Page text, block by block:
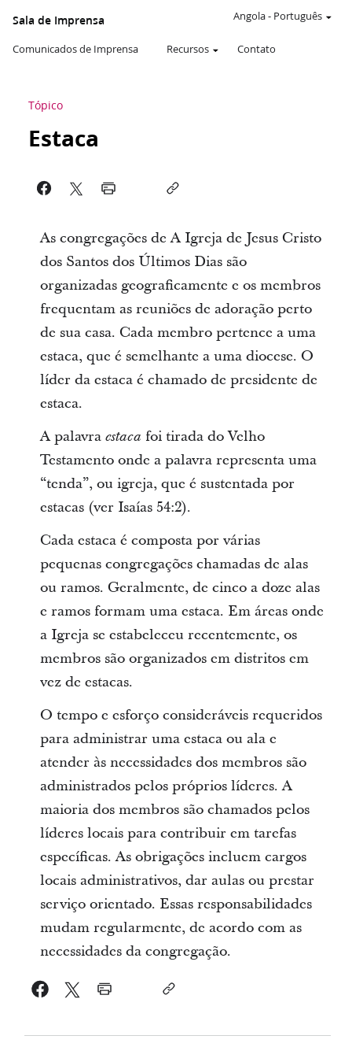
Sala de Imprensa
Comunicados de Imprensa Recursos Contato
Angola- Português
Tópico
Estaca
As congregações de A Igreja de Jesus Cristo
dos Santos dos Últimos Dias são
organizadas geograficamente e os membros
frequentam as reuniões de adoração perto
de sua casa. Cada membro pertence a uma
estaca, que é semelhante a uma diocese. O
líder da estaca é chamado de presidente de
estaca.
A palavra estaca foi tirada do Velho
Testamento onde a palavra representa uma
“tenda”, ou igreja, que é sustentada por
estacas (ver Isaías 54:2).
Cada estaca é composta por várias
pequenas congregações chamadas de alas
ou ramos. Geralmente, de cinco a doze alas
e ramos formam uma estaca. Em áreas onde
a Igreja se estabeleceu recentemente, os
membros são organizados em distritos em
vez de estacas.
O tempo e esforço consideráveis requeridos
para administrar uma estaca ou ala e
atender às necessidades dos membros são
administrados pelos próprios líderes. A
maioria dos membros são chamados pelos
líderes locais para contribuir em tarefas
específicas. As obrigações incluem cargos
locais administrativos, dar aulas ou prestar
serviço orientado. Essas responsabilidades
mudam regularmente, de acordo com as
necessidades da congregação.